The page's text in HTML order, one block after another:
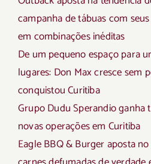
campanha de tábuas com
em combinações inéditas
De um pequeno espaço para
lugares: Don Max cresce sem
conquistou Curitiba
Grupo Dudu Sperandio ganha
novas operações em Curitiba
Eagle BBQ & Burger aposta